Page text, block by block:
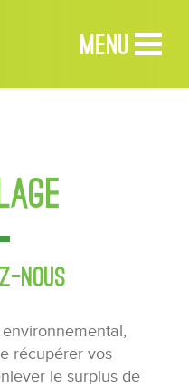
MENU
nous
récupérer vos
le surplus de